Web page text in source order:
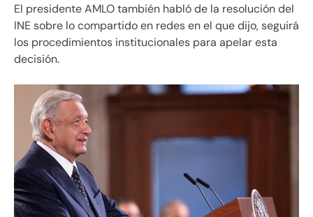
El presidente AMLO también habló de la resolución del
INE sobre lo compartido en redes en el que dijo, seguirá
los procedimientos institucionales para apelar esta
decisión.